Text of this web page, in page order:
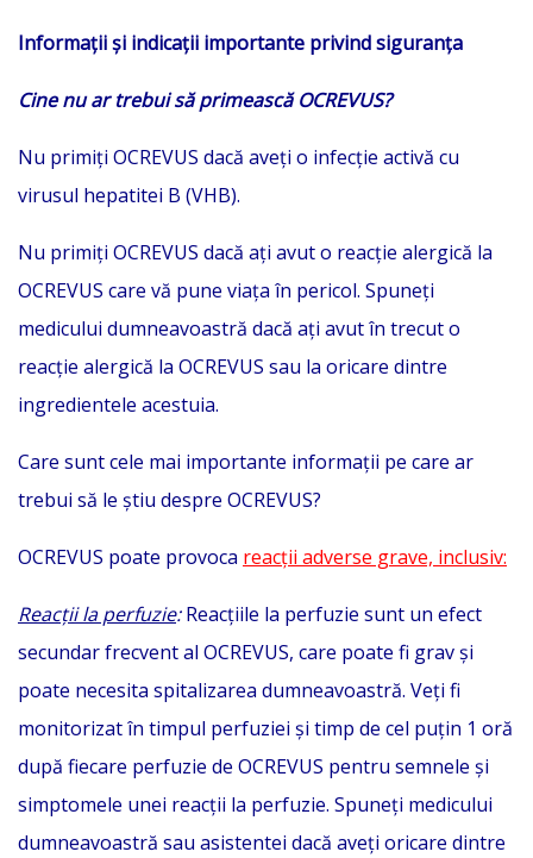
Informații și indicații importante privind siguranța
Cine nu ar trebui să primească OCREVUS?
Nu primiți OCREVUS dacă aveți o infecție activă cu
virusul hepatitei B (VHB).
Nu primiți OCREVUS dacă ați avut o reacție alergică la
OCREVUS care vă pune viața în pericol. Spuneți
medicului dumneavoastră dacă ați avut în trecut o
reacție alergică la OCREVUS sau la oricare dintre
ingredientele acestuia.
Care sunt cele mai importante informații pe care ar
trebui să le știu despre OCREVUS?
OCREVUS poate provoca reacții adverse grave, inclusiv:
Reacții la perfuzie:Reacțiile la perfuzie sunt un efect
secundar frecvent al OCREVUS, care poate fi grav și
poate necesita spitalizarea dumneavoastră. Veți fi
monitorizat în timpul perfuziei și timp de cel puțin 1 oră
după fiecare perfuzie de OCREVUS pentru semnele și
simptomele unei reacții la perfuzie. Spuneți medicului
dumneavoastră sau asistentei dacă aveți oricare dintre